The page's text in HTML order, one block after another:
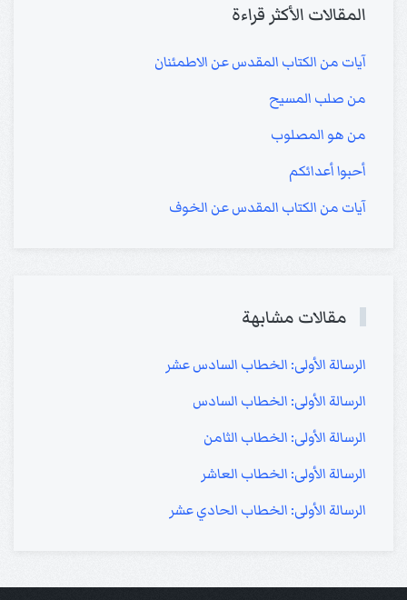
المقالات الأكثر قراءة
آيات من الكتاب المقدس عن الاطمئنان
من صلب المسيح
من هو المصلوب
أحبوا أعدائكم
آيات من الكتاب المقدس عن الخوف
مقالات مشابهة
الرسالة الأولى: الخطاب السادس عشر
الرسالة الأولى: الخطاب السادس
الرسالة الأولى: الخطاب الثامن
الرسالة الأولى: الخطاب العاشر
الرسالة الأولى: الخطاب الحادي عشر